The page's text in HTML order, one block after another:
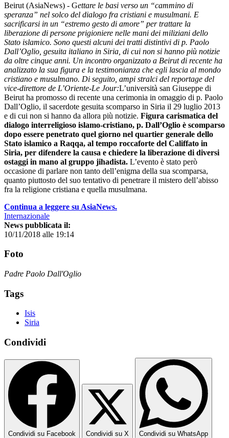
Beirut (AsiaNews) - Gettare le basi verso un “cammino di
speranza” nel solco del dialogo fra cristiani e musulmani. E
sacrificarsi in un “estremo gesto di amore” per trattare la
liberazione di persone prigioniere nelle mani dei miliziani dello
Stato islamico. Sono questi alcuni dei tratti distintivi di p. Paolo
Dall’Oglio, gesuita italiano in Siria, di cui non si hanno più notizie
da oltre cinque anni. Un incontro organizzato a Beirut di recente ha
analizzato la sua figura e la testimonianza che egli lascia al mondo
cristiano e musulmano. Di seguito, ampi stralci del reportage del
vice-direttore de L’Oriente-Le Jour:L’università san Giuseppe di
Beirut ha promosso di recente una cerimonia in omaggio di p. Paolo
Dall’Oglio, il sacerdote gesuita scomparso in Siria il 29 luglio 2013
e di cui non si hanno da allora più notizie. Figura carismatica del
dialogo interreligioso islamo-cristiano, p. Dall’Oglio è scomparso
dopo essere penetrato quel giorno nel quartier generale dello
Stato islamico a Raqqa, al tempo roccaforte del Califfato in
Siria, per difendere la causa e chiedere la liberazione di diversi
ostaggi in mano al gruppo jihadista. L’evento è stato però
occasione di parlare non tanto dell’enigma della sua scomparsa,
quanto piuttosto del suo tentativo di penetrare il mistero dell’abisso
fra la religione cristiana e quella musulmana.
Continua a leggere su AsiaNews.
Internazionale
News pubblicata il:
10/11/2018 alle 19:14
Foto
Padre Paolo Dall'Oglio
Tags
Isis
Siria
Condividi
Condividi su Facebook Condividi su X Condividi su WhatsApp